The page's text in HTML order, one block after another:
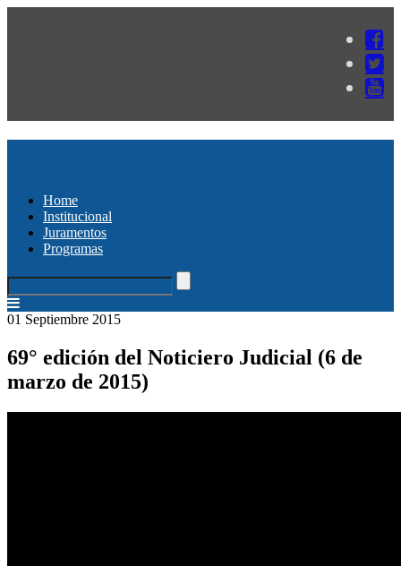
Home
Institucional
Juramentos
Programas
01 Septiembre 2015
69° edición del Noticiero Judicial (6 de
marzo de 2015)